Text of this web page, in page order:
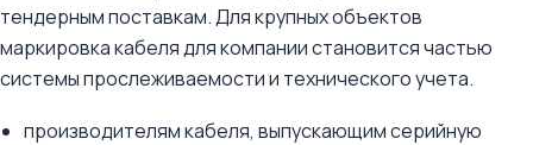
тендерным поставкам. Для крупных объектов
маркировка кабеля для компании становится частью
системы прослеживаемости и технического учета.
производителям кабеля, выпускающим серийную